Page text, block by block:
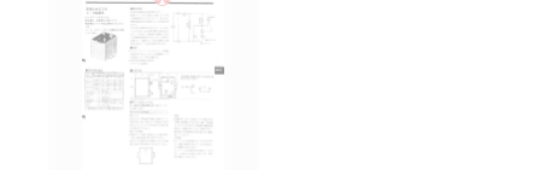
記載されているサービス内容や連絡先等は作成当時の
ものであり、変更・改定させていただいている可能性
があります。改めて当サイトの掲載内容をご確認のう
え、ご用命下さいますようお願いいたします。